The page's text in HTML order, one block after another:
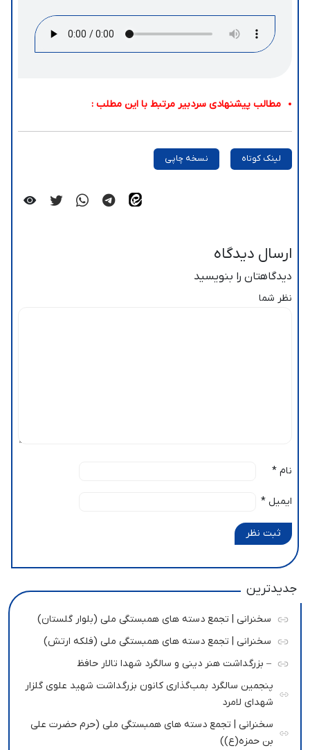
مطالب پیشنهادی سردبیر مرتبط با این مطلب :
لینک کوتاه نسخه چاپی
ارسال دیدگاه
دیدگاهتان را بنویسید
نظر شما
نام *
ایمیل *
ثبت نظر
جدیدترین
سخنرانی | تجمع دسته های همبستگی ملی (بلوار گلستان)
سخنرانی | تجمع دسته های همبستگی ملی (فلکه ارتش)
– بزرگداشت هنر دینی و سالگرد شهدا تالار حافظ
پنجمین سالگرد بمب‌گذاری کانون بزرگداشت شهید علوی گلزار
شهدای لامرد
سخنرانی | تجمع دسته های همبستگی ملی (حرم حضرت علی
بن حمزه(ع))